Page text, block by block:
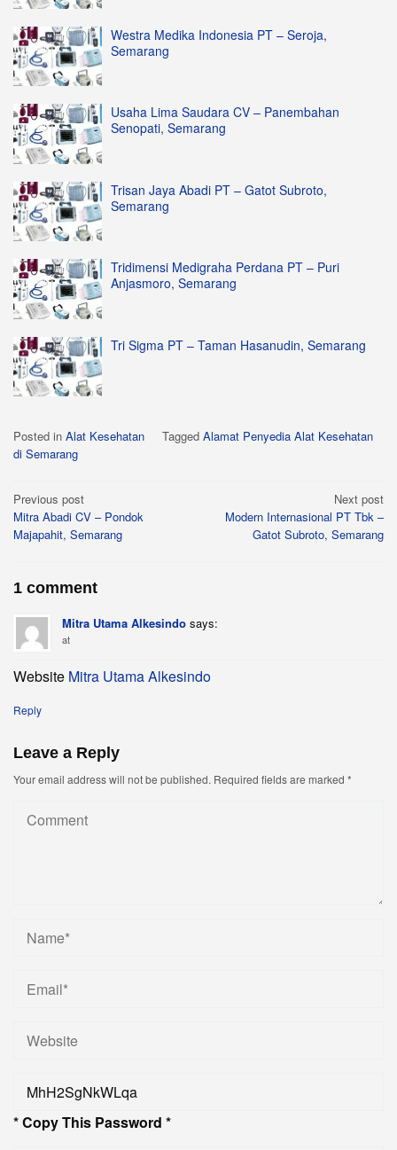
Westra Medika Indonesia PT – Seroja,
Semarang
Usaha Lima Saudara CV – Panembahan
Senopati, Semarang
Trisan Jaya Abadi PT – Gatot Subroto,
Semarang
Tridimensi Medigraha Perdana PT – Puri
Anjasmoro, Semarang
Tri Sigma PT – Taman Hasanudin, Semarang
Posted in Alat Kesehatan Tagged Alamat Penyedia Alat Kesehatan
di Semarang
Post
navigation
Previous post
Mitra Abadi CV – Pondok
Majapahit, Semarang
Next post
Modern Internasional PT Tbk –
Gatot Subroto, Semarang
1 comment
Mitra Utama Alkesindo says:
at
Website Mitra Utama Alkesindo
Reply
Leave a Reply
Your email address will not be published. Required fields are marked *
* Copy This Password *